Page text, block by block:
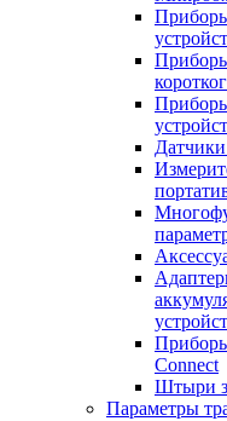
Датчики
Connect
Штыри
Параметры